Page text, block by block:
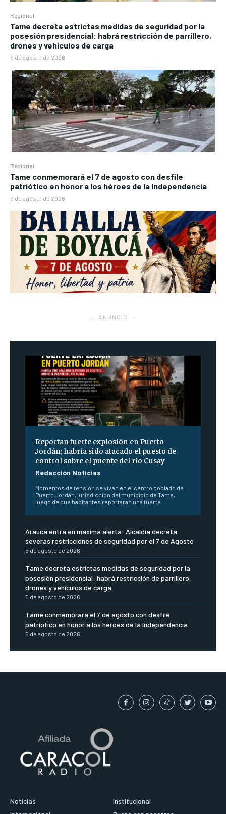
Regional
Tame decreta estrictas medidas de seguridad por la
posesión presidencial: habrá restricción de parrillero,
drones y vehículos de carga
5 de agosto de 2026
Regional
Tame conmemorará el 7 de agosto con desfile
patriótico en honor a los héroes de la Independencia
5 de agosto de 2026
― ANUNCIO ―
Reportan fuerte explosión en Puerto
Jordán; habría sido atacado el puesto de
control sobre el puente del río Cusay
Redacción Noticias
Momentos de tensión se viven en el centro poblado de
Puerto Jordán, jurisdicción del municipio de Tame,
luego de que habitantes reportaran una fuerte...
Arauca entra en máxima alerta: Alcaldía decreta
severas restricciones de seguridad por el 7 de Agosto
5 de agosto de 2026
Tame decreta estrictas medidas de seguridad por la
posesión presidencial: habrá restricción de parrillero,
drones y vehículos de carga
5 de agosto de 2026
Tame conmemorará el 7 de agosto con desfile
patriótico en honor a los héroes de la Independencia
5 de agosto de 2026
Noticias
Institucional